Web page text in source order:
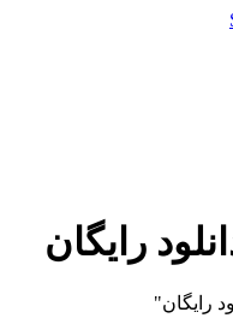
رایگان
رایگان"